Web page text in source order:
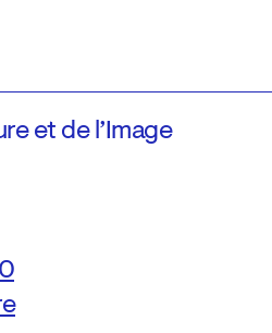
et de l’Image